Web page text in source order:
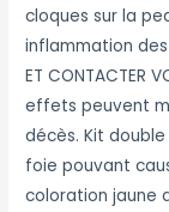
cloques sur la
inflammation des
ET CONTACTER
effets peuvent
décès. Kit
foie pouvant
coloration jaune